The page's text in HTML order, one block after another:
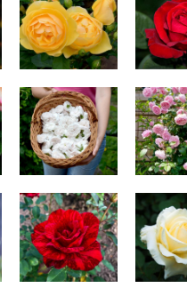
Graham Thomas Mister
Madame Hardy
Intuition